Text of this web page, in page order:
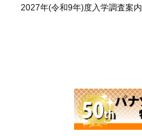
2027年(令和9年)度入学調査案内